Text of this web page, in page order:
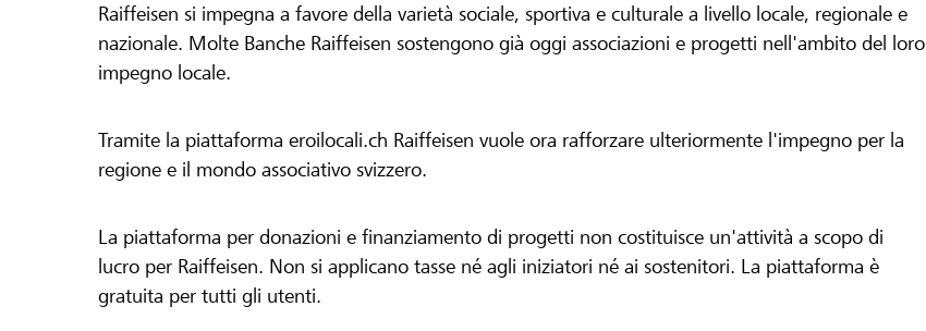
Raiffeisen si impegna a favore della varietà sociale, sportiva e culturale a livello locale, regionale e
nazionale. Molte Banche Raiffeisen sostengono già oggi associazioni e progetti nell'ambito del loro
impegno locale.
Tramite la piattaforma eroilocali.ch Raiffeisen vuole ora rafforzare ulteriormente l'impegno per la
regione e il mondo associativo svizzero.
La piattaforma per donazioni e finanziamento di progetti non costituisce un'attività a scopo di
lucro per Raiffeisen. Non si applicano tasse né agli iniziatori né ai sostenitori. La piattaforma è
gratuita per tutti gli utenti.